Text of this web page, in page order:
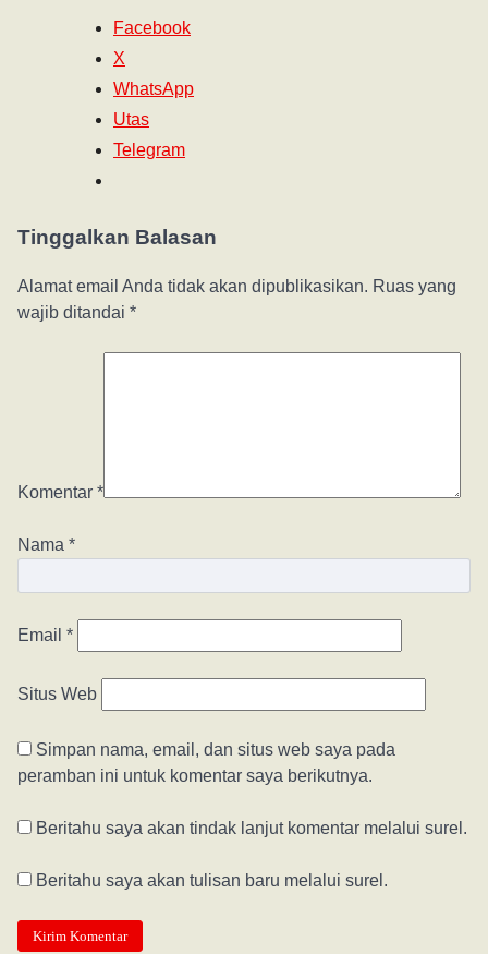
Facebook
X
WhatsApp
Utas
Telegram
Tinggalkan Balasan
Alamat email Anda tidak akan dipublikasikan. Ruas yang
wajib ditandai *
Komentar *
Nama *
Email *
Situs Web
Simpan nama, email, dan situs web saya pada
peramban ini untuk komentar saya berikutnya.
Beritahu saya akan tindak lanjut komentar melalui surel.
Beritahu saya akan tulisan baru melalui surel.